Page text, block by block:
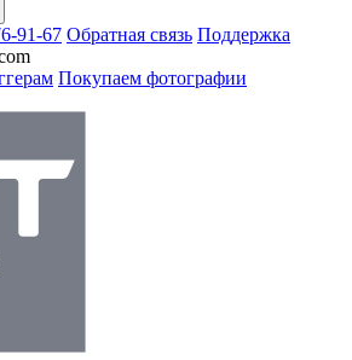
91-67 Обратная связь Поддержка
Покупаем фотографии